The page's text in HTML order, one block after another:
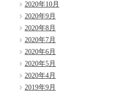
2020年10月
2020年9月
2020年8月
2020年7月
2020年6月
2020年5月
2020年4月
2019年9月